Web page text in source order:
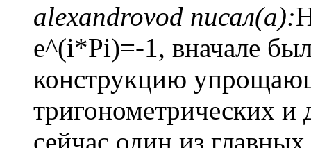
alexandrovod писал(а):
e^(i*Pi)=-1, вначале
конструкцию
тригонометрических и
сейчас один из